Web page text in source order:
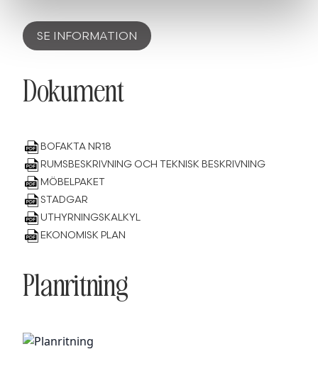
SE INFORMATION
Dokument
BOFAKTA NR18
RUMSBESKRIVNING OCH TEKNISK BESKRIVNING
MÖBELPAKET
STADGAR
UTHYRNINGSKALKYL
EKONOMISK PLAN
Planritning